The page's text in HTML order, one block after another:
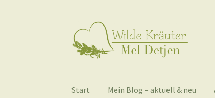
Zur
Navigation
springen
Zum
Inhalt
springen
Start Mein Blog – aktuell & neu